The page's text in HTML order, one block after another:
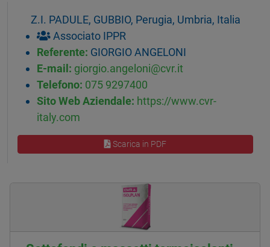
Z.I. PADULE, GUBBIO, Perugia, Umbria, Italia
Associato IPPR
Referente: GIORGIO ANGELONI
E-mail: giorgio.angeloni@cvr.it
Telefono: 075 9297400
Sito Web Aziendale: https://www.cvr-
italy.com
Scarica in PDF